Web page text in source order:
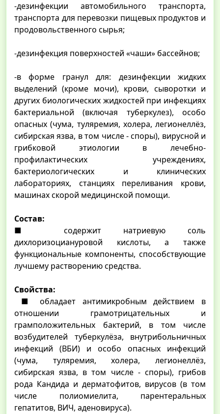
-дезинфекции автомобильного транспорта,
транспорта для перевозки пищевых продуктов и
продовольственного сырья;
-дезинфекция поверхностей «чаши» бассейнов;
-в форме гранул для: дезинфекции жидких
выделений (кроме мочи), крови, сыворотки и
других биологических жидкостей при инфекциях
бактериальной (включая туберкулез), особо
опасных (чума, туляремия, холера, легионеллёз,
сибирская язва, в том числе - споры), вирусной и
грибковой этиологии в лечебно-
профилактических учреждениях,
бактериологических и клинических
лабораториях, станциях переливания крови,
машинах скорой медицинской помощи.
Состав:
■ содержит натриевую соль
дихлоризоциануровой кислоты, а также
функциональные компоненты, способствующие
лучшему растворению средства.
Свойства:
■ обладает антимикробным действием в
отношении грамотрицательных и
грамположительных бактерий, в том числе
возбудителей туберкулёза, внутрибольничных
инфекций (ВБИ) и особо опасных инфекций
(чума, туляремия, холера, легионеллёз,
сибирская язва, в том числе - споры), грибов
рода Кандида и дерматофитов, вирусов (в том
числе полиомиелита, парентеральных
гепатитов, ВИЧ, аденовируса).